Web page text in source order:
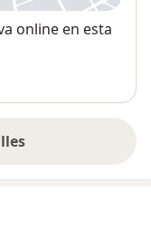
online en esta